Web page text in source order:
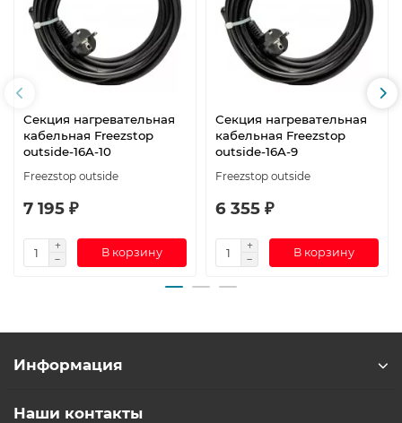
Секция нагревательная
кабельная Freezstop
outside-16A-10
Freezstop outside
7 195 ₽
В корзину
Секция нагревательная
кабельная Freezstop
outside-16A-9
Freezstop outside
6 355 ₽
В корзину
Информация
Наши контакты